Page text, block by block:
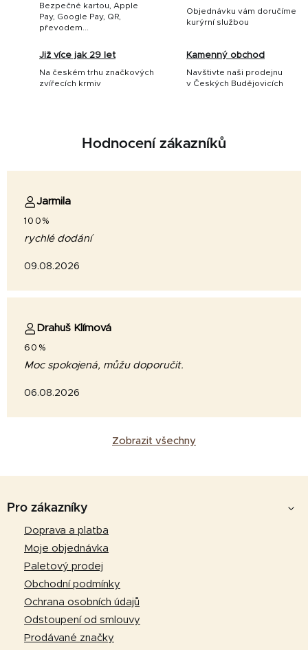
Bezpečné kartou, Apple
Pay, Google Pay, QR,
převodem...
Objednávku vám doručíme
kurýrní službou
Již více jak 29 let
Na českém trhu značkových
zvířecích krmiv
Kamenný obchod
Navštivte naši prodejnu
v Českých Budějovicích
Hodnocení zákazníků
Jarmila
100%
rychlé dodání
09.08.2026
Drahuš Klímová
60%
Moc spokojená, můžu doporučit.
06.08.2026
Zobrazit všechny
Pro zákazníky
Doprava a platba
Moje objednávka
Paletový prodej
Obchodní podmínky
Ochrana osobních údajů
Odstoupení od smlouvy
Prodávané značky